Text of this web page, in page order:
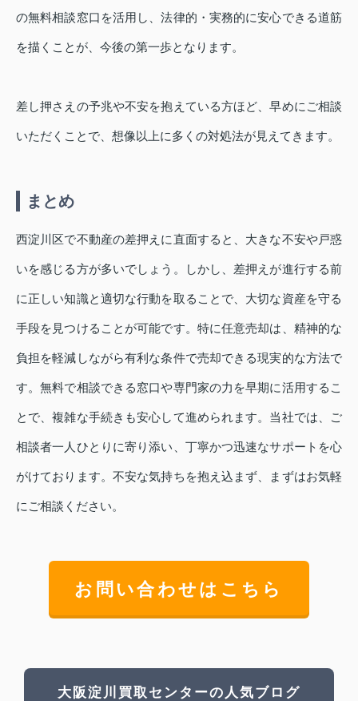
の無料相談窓口を活用し、法律的・実務的に安心できる道筋
を描くことが、今後の第一歩となります。
差し押さえの予兆や不安を抱えている方ほど、早めにご相談
いただくことで、想像以上に多くの対処法が見えてきます。
まとめ
西淀川区で不動産の差押えに直面すると、大きな不安や戸惑
いを感じる方が多いでしょう。しかし、差押えが進行する前
に正しい知識と適切な行動を取ることで、大切な資産を守る
手段を見つけることが可能です。特に任意売却は、精神的な
負担を軽減しながら有利な条件で売却できる現実的な方法で
す。無料で相談できる窓口や専門家の力を早期に活用するこ
とで、複雑な手続きも安心して進められます。当社では、ご
相談者一人ひとりに寄り添い、丁寧かつ迅速なサポートを心
がけております。不安な気持ちを抱え込まず、まずはお気軽
にご相談ください。
お問い合わせはこちら
大阪淀川買取センターの人気ブログ